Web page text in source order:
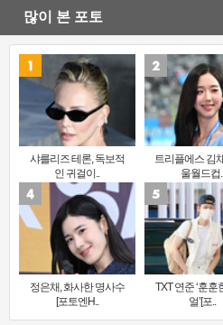
많이 본 포토
샤를리즈 테론, 독보적
인 귀걸이..
트리플에스 김
울월드컵..
정은채, 화사한 명사수
[포토엔H..
TXT 연준 ‘훈훈
얼’[포..